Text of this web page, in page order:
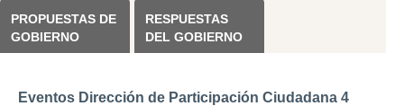
PROPUESTAS DE
GOBIERNO
RESPUESTAS
DEL GOBIERNO
Eventos Dirección de Participación Ciudadana 4